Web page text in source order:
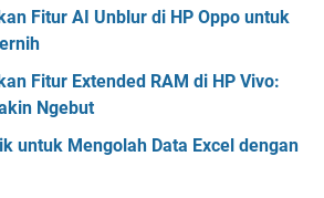
Fitur AI Unblur di HP Oppo untuk
Fitur Extended RAM di HP Vivo:
Ngebut
untuk Mengolah Data Excel dengan